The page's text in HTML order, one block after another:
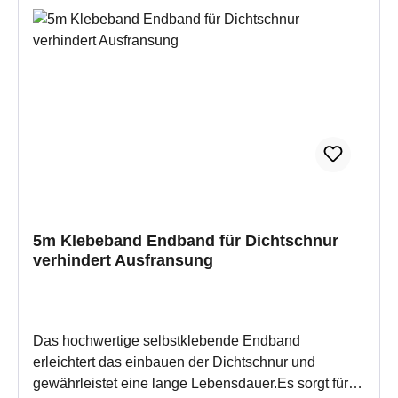
Spule, wälbar
5m Klebeband Endband für Dichtschnur
verhindert Ausfransung
Das hochwertige selbstklebende Endband
erleichtert das einbauen der Dichtschnur und
gewährleistet eine lange Lebensdauer.Es sorgt für